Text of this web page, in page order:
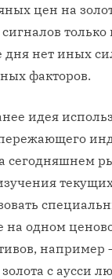
цен на
только
дня нет иных
факторов.
идея
сегодняшнем
одном
например
с аусси